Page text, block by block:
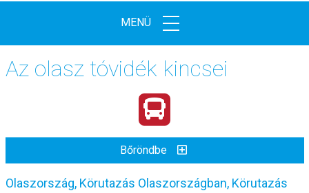
MENÜ
Az olasz tóvidék kincsei
Bőröndbe
Olaszország, Körutazás Olaszországban, Körutazás